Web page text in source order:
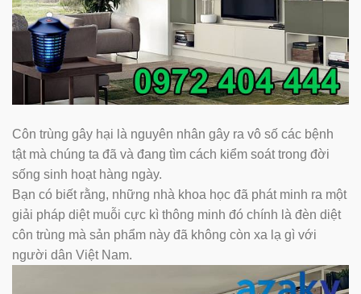
Côn trùng gây hại là nguyên nhân gây ra vô số các bệnh
tật mà chúng ta đã và đang tìm cách kiểm soát trong đời
sống sinh hoạt hàng ngày.
Bạn có biết rằng, những nhà khoa học đã phát minh ra một
giải pháp diệt muỗi cực kì thông minh đó chính là đèn diệt
côn trùng mà sản phẩm này đã không còn xa lạ gì với
người dân Việt Nam.